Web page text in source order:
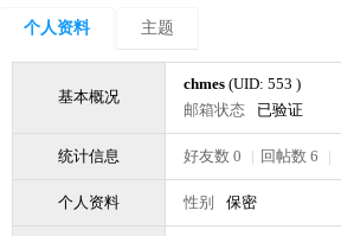
个人资料 主题
基本概况
chmes (UID: 553 )
邮箱状态
已验证
统计信息 好友数 0 | 回帖数 6 |
个人资料 性别 保密